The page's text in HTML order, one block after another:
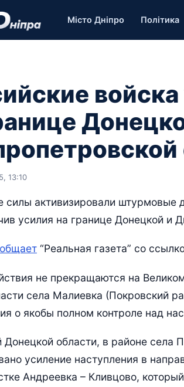
Місто Дніпро Політика
13:10
силы активизировали штурмовые
усилия на границе Донецкой и
“Реальная газета” со
не прекращаются на
села Малиевка (Покровский
о якобы полном контроле над
Донецкой области, в районе села
усиление наступления в
Андреевка – Кливцово,